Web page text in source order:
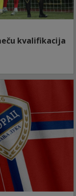
kvalifikacija